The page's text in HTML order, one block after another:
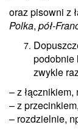
oraz pisowni z
Polka, pół-
podobnie
zwykle
– z łącznikiem,
– z
– rozdzielnie,